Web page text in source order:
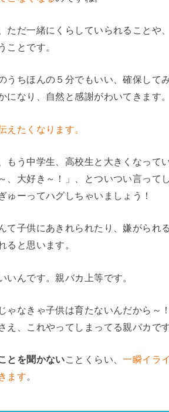
ただ一緒にくらしていられることや
ことです。
うちほんの５分でもいい、確保して
なり、自然と感謝がわいてきます。
えたくなります。
もう中学生、高校生と大きくなって
、大好き～！」、とついつい言って
ゅーってハグしちゃいましょう！
て子供にあきれられたり、嫌がられ
ると思います。
いんです。親バカ上等です。
ゃなきゃ子供は育たないんだから～
、これやってしまってる親バカです
とを聞かないことくらい、一瞬イラ
ます。